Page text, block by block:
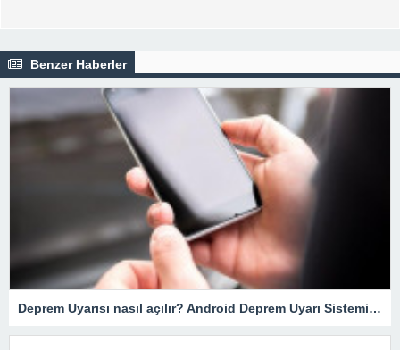
Benzer Haberler
Deprem Uyarısı nasıl açılır? Android Deprem Uyarı Sistemi Nasıl Çalışır? İOS, iPhone… Deprem Uyarı sistemi nedir?